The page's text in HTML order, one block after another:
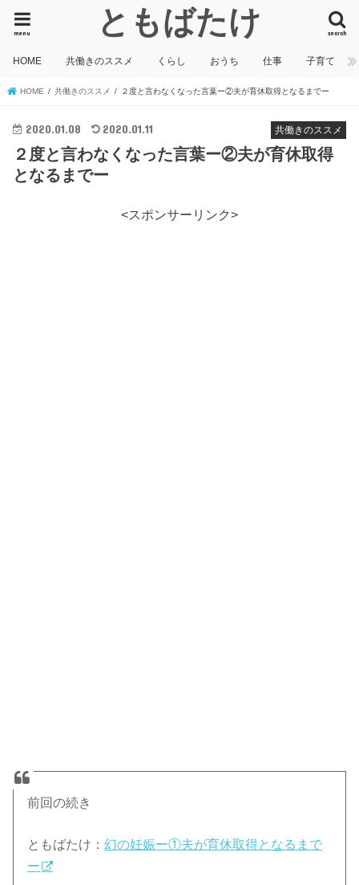
ともばたけ search
menu
HOME 共働きのススメ くらし おうち 仕事 子育て
HOME 共働きのススメ ２度と言わなくなった言葉ー②夫が育休取得となるまでー
共働きのススメ
2020.01.08 2020.01.11
２度と言わなくなった言葉ー②夫が育休取得
となるまでー
<スポンサーリンク>
前回の続き
ともばたけ：幻の妊娠ー①夫が育休取得となるまで
ー